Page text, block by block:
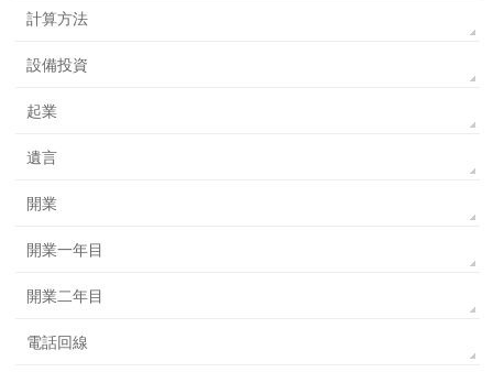
計算方法
設備投資
起業
遺言
開業
開業一年目
開業二年目
電話回線